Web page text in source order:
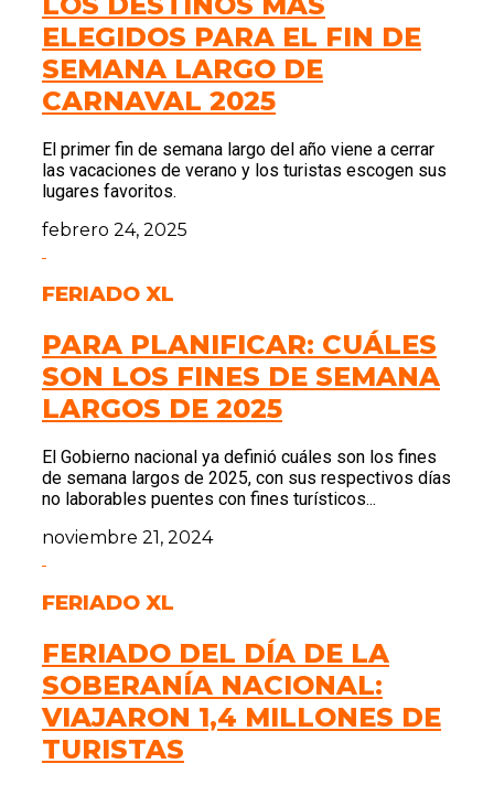
ELEGIDOS PARA EL FIN DE
SEMANA LARGO DE
CARNAVAL 2025
El primer fin de semana largo del año viene a cerrar
las vacaciones de verano y los turistas escogen sus
lugares favoritos.
febrero 24, 2025
FERIADO XL
PARA PLANIFICAR: CUÁLES
SON LOS FINES DE SEMANA
LARGOS DE 2025
El Gobierno nacional ya definió cuáles son los fines
de semana largos de 2025, con sus respectivos días
no laborables puentes con fines turísticos...
noviembre 21, 2024
FERIADO XL
FERIADO DEL DÍA DE LA
SOBERANÍA NACIONAL:
VIAJARON 1,4 MILLONES DE
TURISTAS